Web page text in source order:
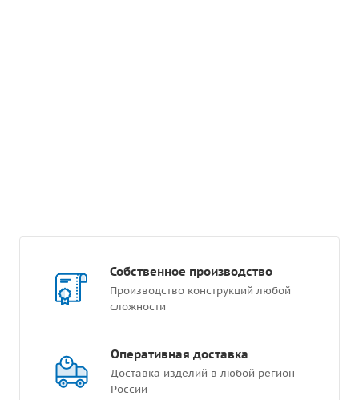
Собственное производство
Производство конструкций любой
сложности
Оперативная доставка
Доставка изделий в любой регион
России